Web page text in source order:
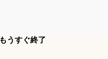
もうすぐ終了